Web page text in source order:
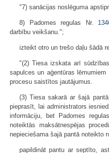
"7) sanācijas noslēguma
8) Padomes regulas Nr.
darbību veikšanu.";
izteikt otro un trešo daļu šādā
"(2) Tiesa izskata arī
sapulces un aģentūras
procesu saistītos jautājumus.
(3) Tiesa sakarā ar šajā
pieprasīt, lai administrators
informāciju, bet Padomes
noteiktās maksātnespējas
nepieciešama šajā pantā noteikto
papildināt pantu ar septīto,